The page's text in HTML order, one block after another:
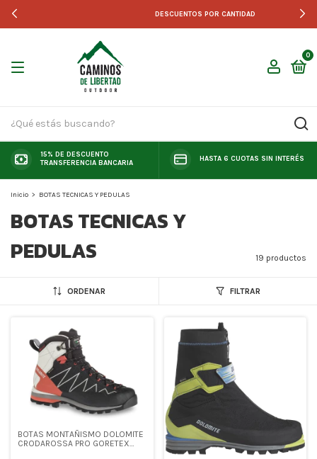
DESCUENTOS POR CANTIDAD
0
15% DE DESCUENTO
TRANSFERENCIA BANCARIA
HASTA 6 CUOTAS SIN INTERÉS
Inicio > BOTAS TECNICAS Y PEDULAS
BOTAS TECNICAS Y
PEDULAS
19 productos
ORDENAR FILTRAR
BOTAS MONTAÑISMO DOLOMITE
CRODAROSSA PRO GORETEX